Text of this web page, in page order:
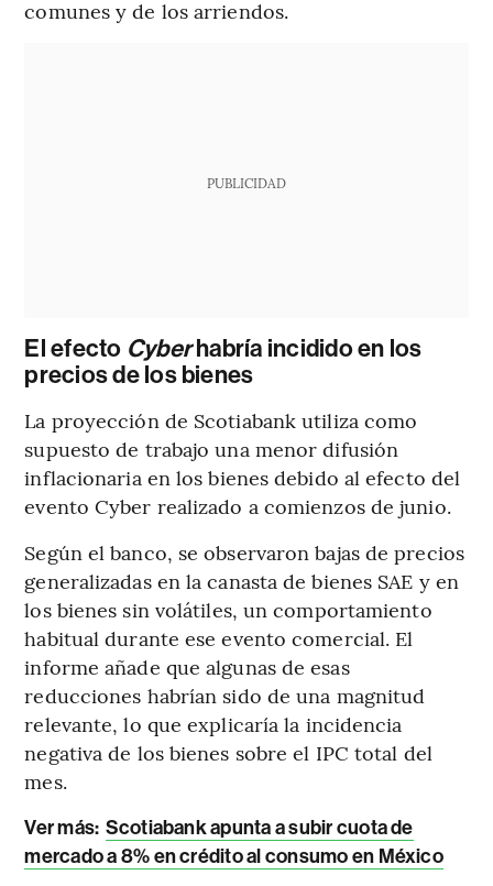
comunes y de los arriendos.
PUBLICIDAD
El efecto Cyberhabría incidido en los
precios de los bienes
La proyección de Scotiabank utiliza como
supuesto de trabajo una menor difusión
inflacionaria en los bienes debido al efecto del
evento Cyber realizado a comienzos de junio.
Según el banco, se observaron bajas de precios
generalizadas en la canasta de bienes SAE y en
los bienes sin volátiles, un comportamiento
habitual durante ese evento comercial. El
informe añade que algunas de esas
reducciones habrían sido de una magnitud
relevante, lo que explicaría la incidencia
negativa de los bienes sobre el IPC total del
mes.
Ver más: Scotiabank apunta a subir cuota de
mercado a 8% en crédito al consumo en México